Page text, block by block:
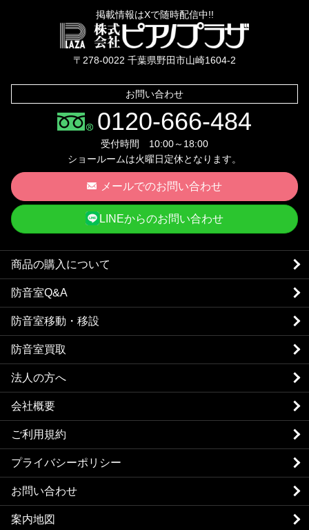
掲載情報はXで随時配信中!!
〒278-0022 千葉県野田市山崎1604-2
お問い合わせ
0120-666-484
受付時間 10:00～18:00
ショールームは火曜日定休となります。
メールでのお問い合わせ
LINEからのお問い合わせ
商品の購入について
防音室Q&A
防音室移動・移設
防音室買取
法人の方へ
会社概要
ご利用規約
プライバシーポリシー
お問い合わせ
案内地図